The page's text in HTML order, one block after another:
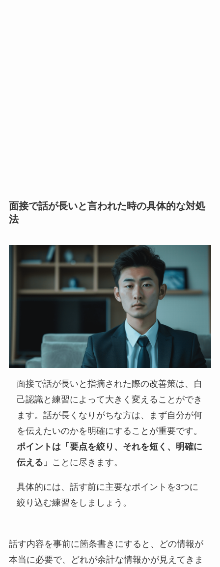
面接で話が長いと言われた時の具体的な対処
法
面接で話が長いと指摘された際の改善策は、自
己認識と練習によって大きく変えることができ
ます。話が長くなりがちな方は、まず自分が何
を伝えたいのかを明確にすることが重要です。
ポイントは「要点を絞り、それを短く、明確に
伝える」 ことに尽きます。
具体的には、話す前に主要なポイントを3つに
絞り込む練習をしましょう。
話す内容を事前に箇条書きにすると、どの情報が
本当に必要で、どれが余計な情報かが見えてきま